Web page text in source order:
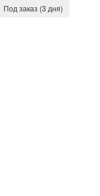
Под заказ (3 дня)